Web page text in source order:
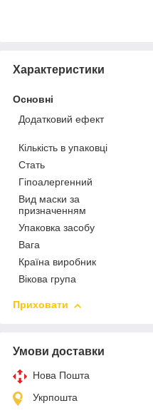
Характеристики
Основні
Додатковий ефект
Кількість в упаковці
Стать
Гіпоалергенний
Вид маски за
призначенням
Упаковка засобу
Вага
Країна виробник
Вікова група
Приховати
Умови доставки
Нова Пошта
Укрпошта